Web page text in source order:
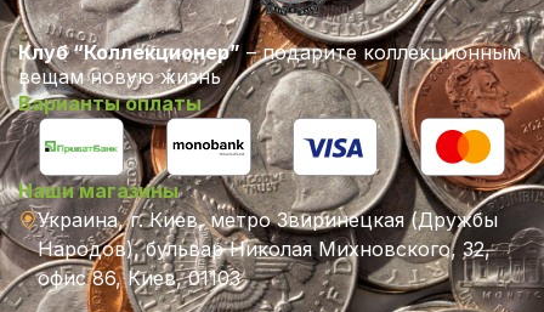
Клуб “Коллекционер” – подарите коллекционным
вещам новую жизнь
Варианты оплаты
Наши магазины
Украина, г. Киев, метро Звиринецкая (Дружбы
Народов), бульвар Николая Михновского, 32,
офис 86, Киев, 01103